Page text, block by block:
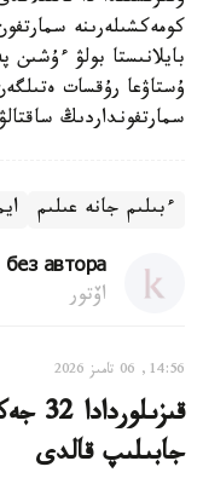
كومەكشىلەرىنە
بايلانىستا بولۋ ءۇشىن
ۇستاۋعا رۇقسات
سمارتفونداردىڭ
ءبىلىم جانە عىلىم
без автора
اۆتور
14:56, 06 تامىز 2026
جابىلىپ قالدى